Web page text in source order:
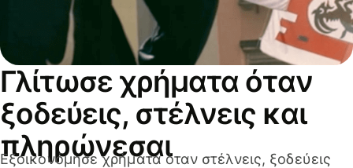
Γλίτωσε χρήματα όταν
ξοδεύεις, στέλνεις και
πληρώνεσαι
Εξοικονόμησε χρήματα όταν στέλνεις, ξοδεύεις